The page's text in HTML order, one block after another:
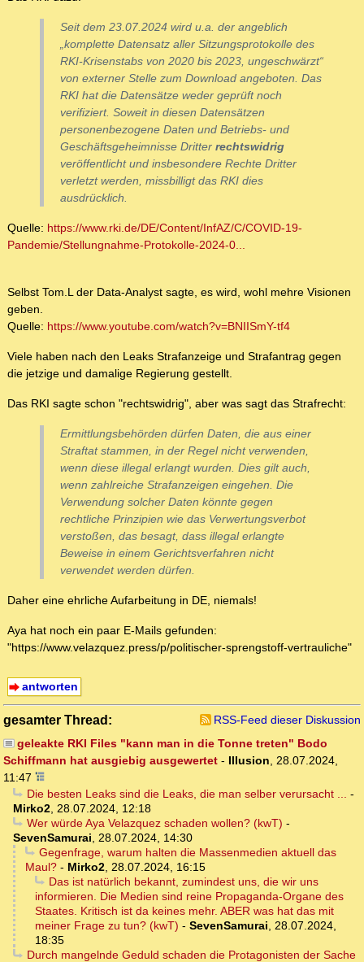
Seit dem 23.07.2024 wird u.a. der angeblich
„komplette Datensatz aller Sitzungsprotokolle des
RKI-Krisenstabs von 2020 bis 2023, ungeschwärzt“
von externer Stelle zum Download angeboten. Das
RKI hat die Datensätze weder geprüft noch
verifiziert. Soweit in diesen Datensätzen
personenbezogene Daten und Betriebs- und
Geschäftsgeheimnisse Dritter rechtswidrig
veröffentlicht und insbesondere Rechte Dritter
verletzt werden, missbilligt das RKI dies
ausdrücklich.
Quelle: https://www.rki.de/DE/Content/InfAZ/C/COVID-19-
Pandemie/Stellungnahme-Protokolle-2024-0...
Selbst Tom.L der Data-Analyst sagte, es wird, wohl mehre Visionen
geben.
Quelle: https://www.youtube.com/watch?v=BNIISmY-tf4
Viele haben nach den Leaks Strafanzeige und Strafantrag gegen
die jetzige und damalige Regierung gestellt.
Das RKI sagte schon "rechtswidrig", aber was sagt das Strafrecht:
Ermittlungsbehörden dürfen Daten, die aus einer
Straftat stammen, in der Regel nicht verwenden,
wenn diese illegal erlangt wurden. Dies gilt auch,
wenn zahlreiche Strafanzeigen eingehen. Die
Verwendung solcher Daten könnte gegen
rechtliche Prinzipien wie das Verwertungsverbot
verstoßen, das besagt, dass illegal erlangte
Beweise in einem Gerichtsverfahren nicht
verwendet werden dürfen.
Daher eine ehrliche Aufarbeitung in DE, niemals!
Aya hat noch ein paar E-Mails gefunden:
"https://www.velazquez.press/p/politischer-sprengstoff-vertrauliche"
antworten
gesamter Thread:
RSS-Feed dieser Diskussion
geleakte RKI Files "kann man in die Tonne treten" Bodo
Schiffmann hat ausgiebig ausgewertet - Illusion, 28.07.2024,
11:47
Die besten Leaks sind die Leaks, die man selber verursacht ... -
Mirko2, 28.07.2024, 12:18
Wer würde Aya Velazquez schaden wollen? (kwT) -
SevenSamurai, 28.07.2024, 14:30
Gegenfrage, warum halten die Massenmedien aktuell das
Maul? - Mirko2, 28.07.2024, 16:15
Das ist natürlich bekannt, zumindest uns, die wir uns
informieren. Die Medien sind reine Propaganda-Organe des
Staates. Kritisch ist da keines mehr. ABER was hat das mit
meiner Frage zu tun? (kwT) - SevenSamurai, 28.07.2024,
18:35
Durch mangelnde Geduld schaden die Protagonisten der Sache